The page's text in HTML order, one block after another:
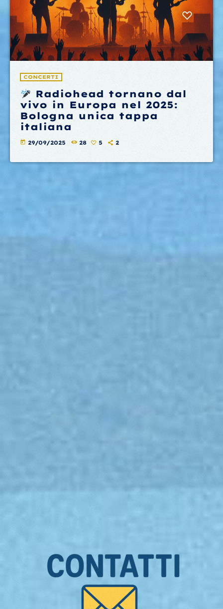
CONCERTI
Radiohead tornano dal
vivo in Europa nel 2025:
Bologna unica tappa
italiana
today 29/09/2025 28 5 2